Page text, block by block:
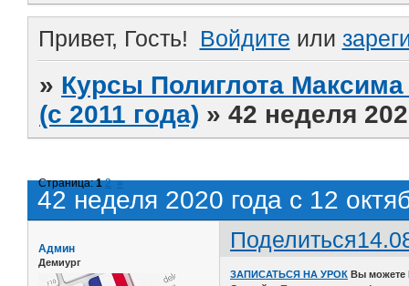
Привет, Гость! Войдите или
» Курсы Полиглота
(с 2011 года) »42 неделя
42 неделя 2020 года с 12
Страница:1 2 »
Поделиться
Админ
Демиург
ЗАПИСАТЬСЯ НА УРОК Вы